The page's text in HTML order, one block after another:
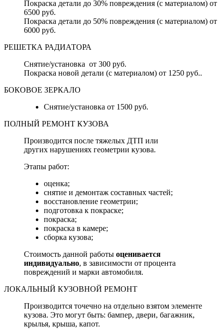
Покраска детали до 30% повреждения (с материалом) от
6500 руб.
Покраска детали до 50% повреждения (с материалом) от
6000 руб.
РЕШЕТКА РАДИАТОРА
Снятие/установка от 300 руб.
Покраска новой детали (с материалом) от 1250 руб..
БОКОВОЕ ЗЕРКАЛО
Снятие/установка от 1500 руб.
ПОЛНЫЙ РЕМОНТ КУЗОВА
Производится после тяжелых ДТП или
других нарушениях геометрии кузова.
Этапы работ:
оценка;
снятие и демонтаж составных частей;
восстановление геометрии;
подготовка к покраске;
покраска;
покраска в камере;
сборка кузова;
Стоимость данной работы оценивается
индивидуально, в зависимости от процента
повреждений и марки автомобиля.
ЛОКАЛЬНЫЙ КУЗОВНОЙ РЕМОНТ
Производится точечно на отдельно взятом элементе
кузова. Это могут быть: бампер, двери, багажник,
крылья, крыша, капот.